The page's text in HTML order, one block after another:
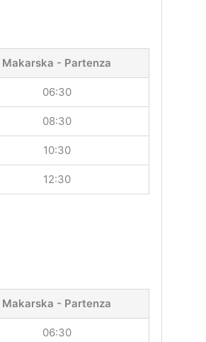
Makarska - Partenza
06:30
08:30
10:30
12:30
Makarska - Partenza
06:30